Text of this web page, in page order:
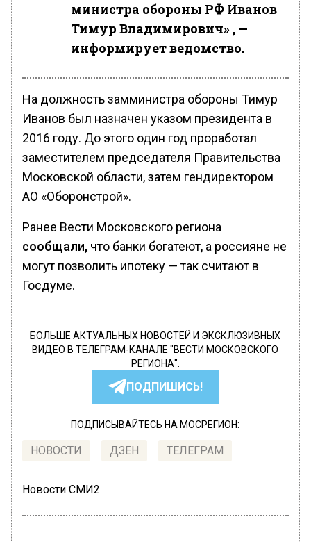
министра обороны РФ Иванов
Тимур Владимирович» , —
информирует ведомство.
На должность замминистра обороны Тимур
Иванов был назначен указом президента в
2016 году. До этого один год проработал
заместителем председателя Правительства
Московской области, затем гендиректором
АО «Оборонстрой».
Ранее Вести Московского региона
сообщали, что банки богатеют, а россияне не
могут позволить ипотеку — так считают в
Госдуме.
БОЛЬШЕ АКТУАЛЬНЫХ НОВОСТЕЙ И ЭКСКЛЮЗИВНЫХ
ВИДЕО В ТЕЛЕГРАМ-КАНАЛЕ "ВЕСТИ МОСКОВСКОГО
РЕГИОНА".
ПОДПИШИСЬ!
ПОДПИСЫВАЙТЕСЬ НА МОСРЕГИОН:
НОВОСТИ ДЗЕН ТЕЛЕГРАМ
Новости СМИ2